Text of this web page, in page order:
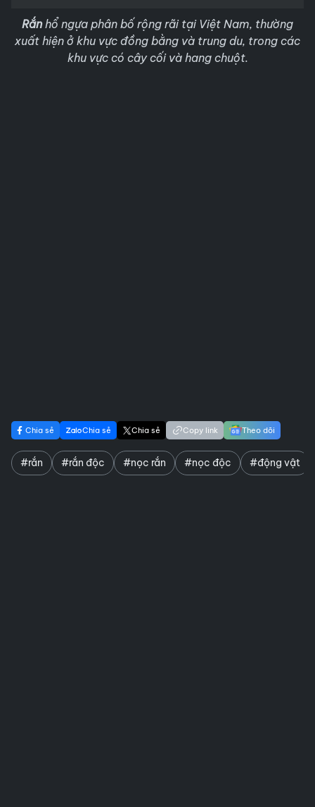
Rắnhổ ngựa phân bố rộng rãi tại Việt Nam, thường
xuất hiện ở khu vực đồng bằng và trung du, trong các
khu vực có cây cối và hang chuột.
Chia sẻ Chia sẻ Chia sẻ Copy link Theo dõi
#rắn #rắn độc #nọc rắn #nọc độc #động vật